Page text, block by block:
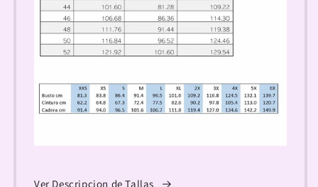
Ver Descripcion de Tallas